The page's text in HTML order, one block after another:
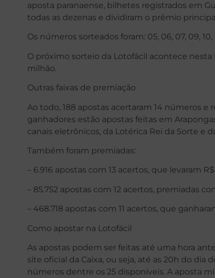
aposta paranaense, bilhetes registrados em
todas as dezenas e dividiram o prêmio
Os números sorteados foram: 05, 06, 07, 09, 10,
O próximo sorteio da Lotofácil acontece
milhão.
Outras faixas de premiação
Ao todo, 188 apostas acertaram 14 números e
ganhadores estão apostas feitas em
canais eletrônicos, da Lotérica Rei da Sorte e
Também foram premiadas:
– 6.916 apostas com 13 acertos, que levaram R$
– 85.752 apostas com 12 acertos, premiadas
– 468.718 apostas com 11 acertos, que
Como apostar na Lotofácil
As apostas podem ser feitas até uma hora
site oficial da Caixa, ou seja, até as 20h do dia
números dentre os 25 disponíveis. A aposta